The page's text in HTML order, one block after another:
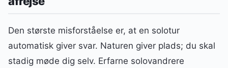
Den største misforståelse er, at en solotur
automatisk giver svar. Naturen giver plads; du skal
stadig møde dig selv. Erfarne solovandrere